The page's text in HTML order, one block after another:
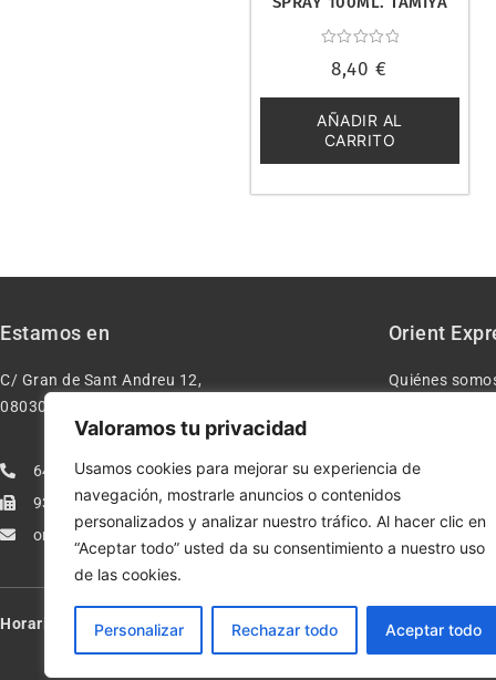
Valoramos tu privacidad
Usamos cookies para mejorar su experiencia de
navegación, mostrarle anuncios o contenidos
personalizados y analizar nuestro tráfico. Al hacer clic en
“Aceptar todo” usted da su consentimiento a nuestro uso
de las cookies.
Personalizar Rechazar todo Aceptar todo
con
de
5
8,40€
AÑADIR AL
CARRITO
Estamos en
C/ Gran de Sant Andreu 12,
08030 – Barcelona España
640277962
933113005
orientexpressmodelismo@gmail.com
Orient
Quiénes
Condiciones
Política de
Horario: Lun-Vie de 10:00-13:30 y 17:00-20:00 – Sáb de 10:00-